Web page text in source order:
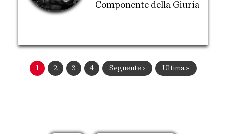
Componente della Giuria
Pagina
1 Pagina
2 Pagina
3 Pagina
4
Pagina
Seguente ›
Ultima
Ultima »